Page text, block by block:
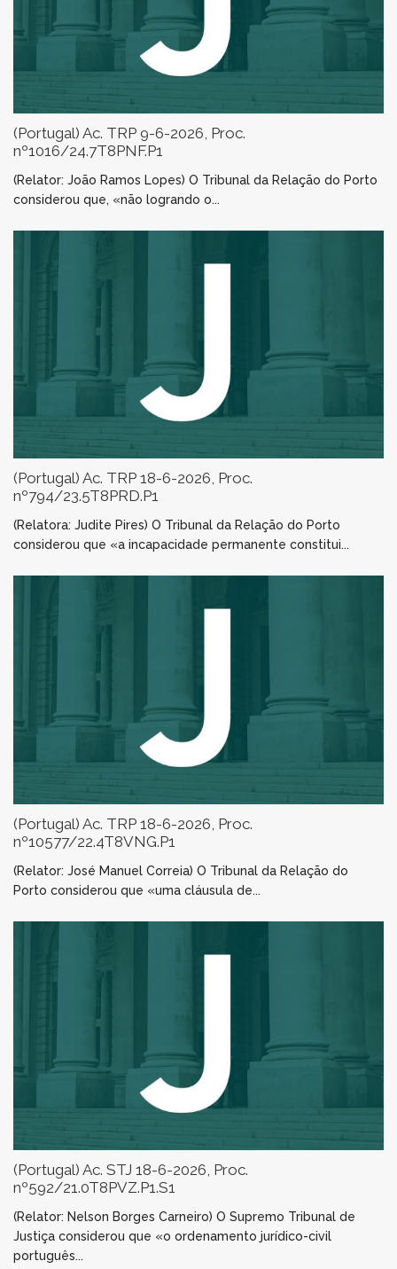
(Portugal) Ac. TRP 9-6-2026, Proc.
nº1016/24.7T8PNF.P1
(Relator: João Ramos Lopes) O Tribunal da Relação do Porto
considerou que, «não logrando o...
(Portugal) Ac. TRP 18-6-2026, Proc.
nº794/23.5T8PRD.P1
(Relatora: Judite Pires) O Tribunal da Relação do Porto
considerou que «a incapacidade permanente constitui...
(Portugal) Ac. TRP 18-6-2026, Proc.
nº10577/22.4T8VNG.P1
(Relator: José Manuel Correia) O Tribunal da Relação do
Porto considerou que «uma cláusula de...
(Portugal) Ac. STJ 18-6-2026, Proc.
nº592/21.0T8PVZ.P1.S1
(Relator: Nelson Borges Carneiro) O Supremo Tribunal de
Justiça considerou que «o ordenamento jurídico-civil
português...